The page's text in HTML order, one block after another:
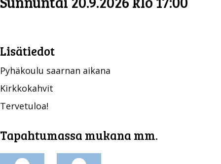
Lisätiedot
Pyhäkoulu saarnan aikana
Kirkkokahvit
Tervetuloa!
Tapahtumassa mukana mm.